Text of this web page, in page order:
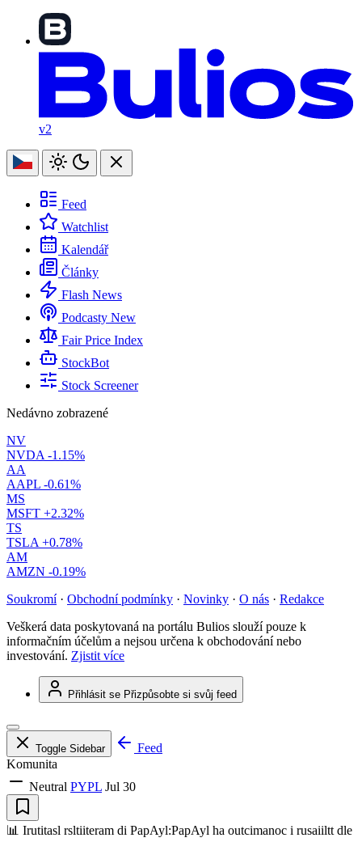
v2
Feed
Watchlist
Kalendář
Články
Flash News
Podcasty New
Fair Price Index
StockBot
Stock Screener
Nedávno zobrazené
NV
NVDA -1.15%
AA
AAPL -0.61%
MS
MSFT +2.32%
TS
TSLA +0.78%
AM
AMZN -0.19%
Soukromí · Obchodní podmínky · Novinky · O nás · Redakce
Veškerá data poskytovaná na portálu Bulios slouží pouze k
informačním účelům a nejsou určena k obchodování nebo
investování. Zjistit více
Přihlásit se Přizpůsobte si svůj feed
Toggle Sidebar
Feed
Komunita
Neutral PYPL Jul 30
📊 Irutitasl rsltiiteram di PapAyl:PapAyl ha outcimanoc i rusaiiltt dle